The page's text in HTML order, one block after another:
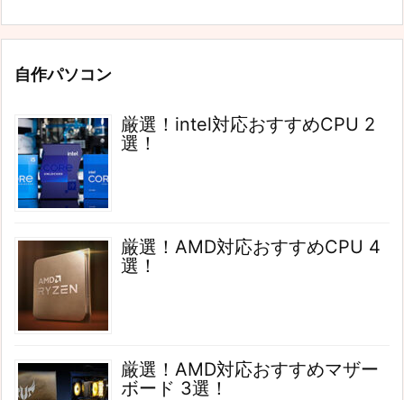
自作パソコン
厳選！intel対応おすすめCPU 2
選！
厳選！AMD対応おすすめCPU 4
選！
厳選！AMD対応おすすめマザー
ボード 3選！